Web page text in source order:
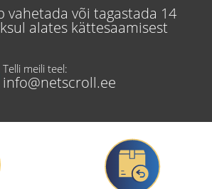
vahetada või tagastada 14
alates kättesaamisest
Telli meili teel:
info@netscroll.ee